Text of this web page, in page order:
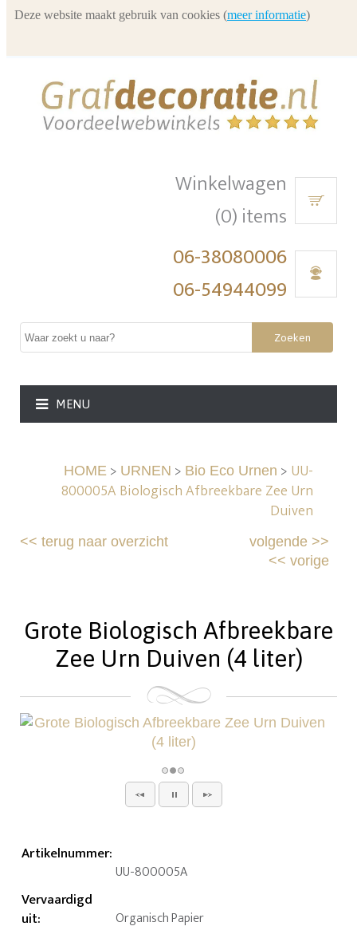
Winkelwagen
(0) items
06-38080006
06-54944099
Zoeken
MENU
HOME> URNEN > Bio Eco Urnen > UU-
800005A Biologisch Afbreekbare Zee Urn
Duiven
<<terug naar overzicht volgende>>
<< vorige
Grote Biologisch Afbreekbare
Zee Urn Duiven (4 liter)
Artikelnummer:
UU-800005A
Vervaardigd
uit: Organisch Papier
Deze website maakt gebruik van cookies (meer informatie)